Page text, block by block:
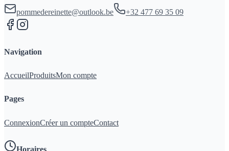
pommedereinette@outlook.be +32 477 69 35 09
Navigation
AccueilProduitsMon compte
Pages
ConnexionCréer un compteContact
Horaires